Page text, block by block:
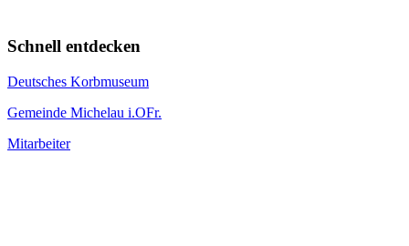
Schnell entdecken
Deutsches Korbmuseum
Gemeinde Michelau i.OFr.
Mitarbeiter